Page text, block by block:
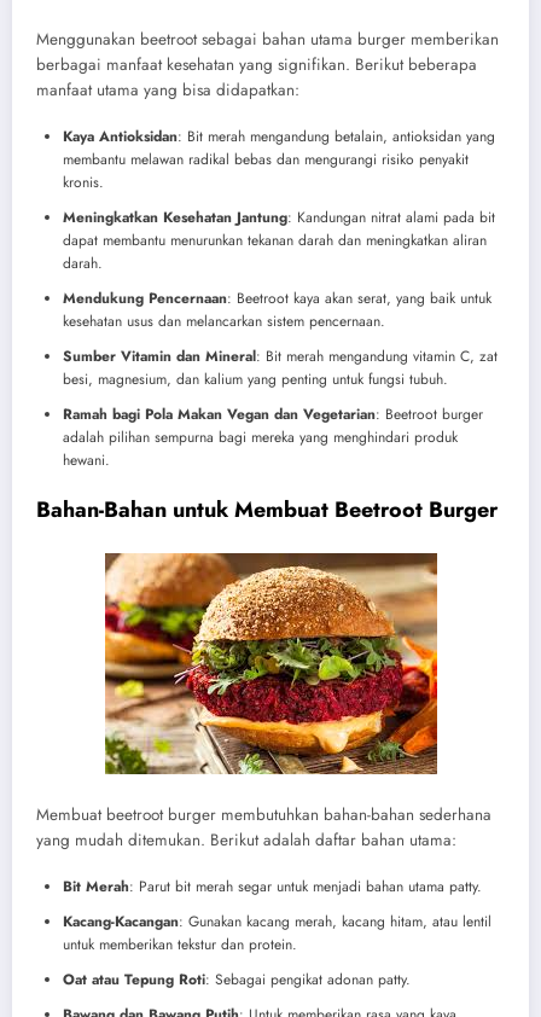
Menggunakan beetroot sebagai bahan utama burger memberikan
berbagai manfaat kesehatan yang signifikan. Berikut beberapa
manfaat utama yang bisa didapatkan:
Kaya Antioksidan: Bit merah mengandung betalain, antioksidan yang
membantu melawan radikal bebas dan mengurangi risiko penyakit
kronis.
Meningkatkan Kesehatan Jantung: Kandungan nitrat alami pada bit
dapat membantu menurunkan tekanan darah dan meningkatkan aliran
darah.
Mendukung Pencernaan: Beetroot kaya akan serat, yang baik untuk
kesehatan usus dan melancarkan sistem pencernaan.
Sumber Vitamin dan Mineral: Bit merah mengandung vitamin C, zat
besi, magnesium, dan kalium yang penting untuk fungsi tubuh.
Ramah bagi Pola Makan Vegan dan Vegetarian: Beetroot burger
adalah pilihan sempurna bagi mereka yang menghindari produk
hewani.
Bahan-Bahan untuk Membuat Beetroot Burger
Membuat beetroot burger membutuhkan bahan-bahan sederhana
yang mudah ditemukan. Berikut adalah daftar bahan utama:
Bit Merah: Parut bit merah segar untuk menjadi bahan utama patty.
Kacang-Kacangan: Gunakan kacang merah, kacang hitam, atau lentil
untuk memberikan tekstur dan protein.
Oat atau Tepung Roti: Sebagai pengikat adonan patty.